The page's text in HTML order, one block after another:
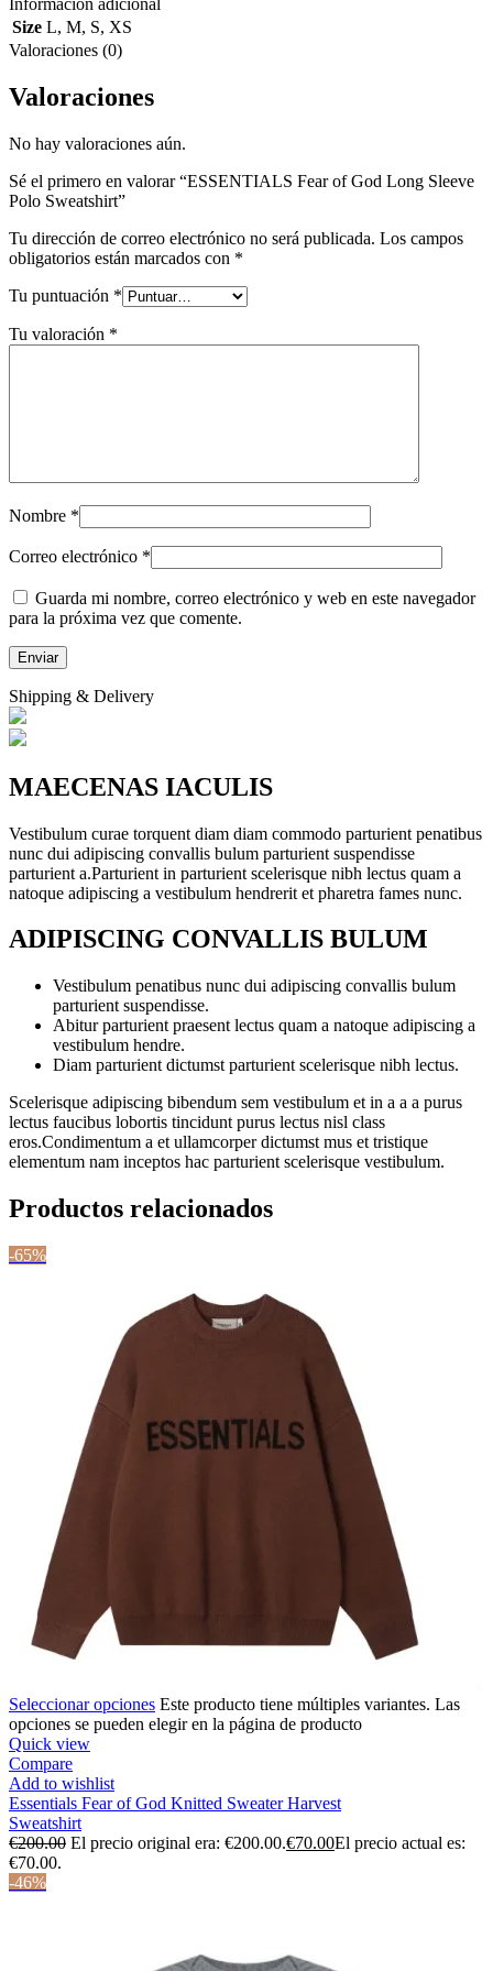
Size L, M, S, XS
Valoraciones (0)
Valoraciones
No hay valoraciones aún.
Sé el primero en valorar “ESSENTIALS Fear of God Long Sleeve
Polo Sweatshirt”
Tu dirección de correo electrónico no será publicada. Los campos
obligatorios están marcados con *
Tu puntuación *
Tu valoración *
Nombre *
Correo electrónico *
Guarda mi nombre, correo electrónico y web en este navegador
para la próxima vez que comente.
Shipping & Delivery
MAECENAS IACULIS
Vestibulum curae torquent diam diam commodo parturient penatibus
nunc dui adipiscing convallis bulum parturient suspendisse
parturient a.Parturient in parturient scelerisque nibh lectus quam a
natoque adipiscing a vestibulum hendrerit et pharetra fames nunc.
ADIPISCING CONVALLIS BULUM
Vestibulum penatibus nunc dui adipiscing convallis bulum
parturient suspendisse.
Abitur parturient praesent lectus quam a natoque adipiscing a
vestibulum hendre.
Diam parturient dictumst parturient scelerisque nibh lectus.
Scelerisque adipiscing bibendum sem vestibulum et in a a a purus
lectus faucibus lobortis tincidunt purus lectus nisl class
eros.Condimentum a et ullamcorper dictumst mus et tristique
elementum nam inceptos hac parturient scelerisque vestibulum.
Productos relacionados
-65%
Seleccionar opciones Este producto tiene múltiples variantes. Las
opciones se pueden elegir en la página de producto
Quick view
Compare
Add to wishlist
Essentials Fear of God Knitted Sweater Harvest
Sweatshirt
€200.00 El precio original era: €200.00.€70.00El precio actual es:
€70.00.
-46%